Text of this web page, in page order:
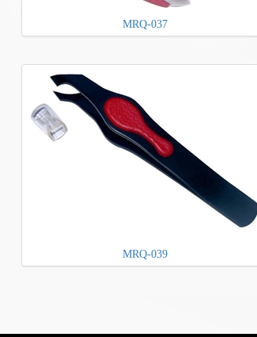
MRQ-037
MRQ-039